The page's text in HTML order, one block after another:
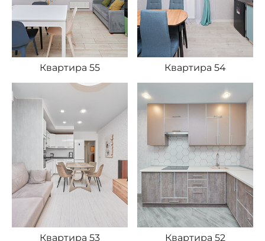
Квартира 55 Квартира 54
Квартира 53 Квартира 52